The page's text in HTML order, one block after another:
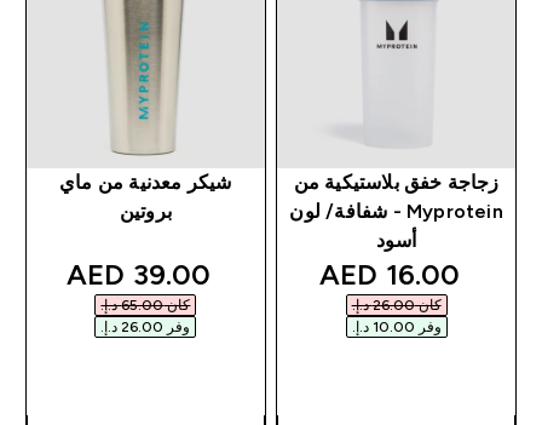
زجاجة خفق بلاستيكية من
Myprotein - شفافة/ لون
أسود
discounted price
16.00 AED‎
كان ‏26.00 د.إ.‏‎
وفر ‏10.00 د.إ.‏‎
شيكر معدنية من ماي
بروتين
price
39.00 AED‎
كان ‏65.00 د.إ.‏‎
وفر ‏26.00 د.إ.‏‎